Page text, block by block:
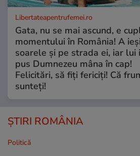
Libertateapentrufemei.ro
Gata, nu se mai ascund, e
momentului în România! A
soarele și pe strada ei, iar lui
pus Dumnezeu mâna în cap!
Felicitări, să fiți fericiți! Că
sunteți!
ȘTIRI ROMÂNIA
Politică